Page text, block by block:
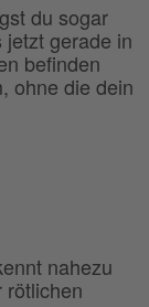
du sogar
jetzt gerade in
befinden
ohne die dein
nahezu
rötlichen